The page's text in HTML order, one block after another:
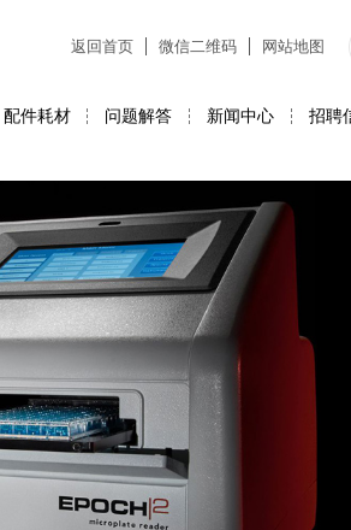
返回首页 微信二维码 网站地图
配件耗材 问题解答 新闻中心 招聘